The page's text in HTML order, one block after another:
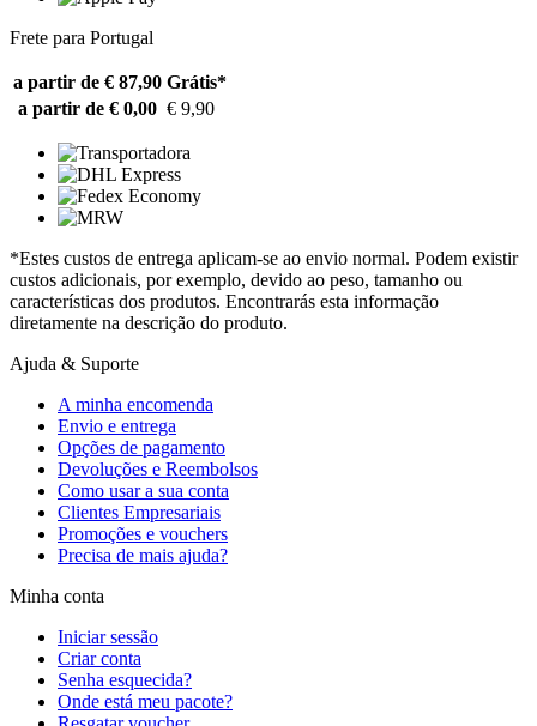
Frete para Portugal
a partir de € 87,90 Grátis*
a partir de € 0,00 € 9,90
*Estes custos de entrega aplicam-se ao envio normal. Podem existir
custos adicionais, por exemplo, devido ao peso, tamanho ou
características dos produtos. Encontrarás esta informação
diretamente na descrição do produto.
Ajuda & Suporte
A minha encomenda
Envio e entrega
Opções de pagamento
Devoluções e Reembolsos
Como usar a sua conta
Clientes Empresariais
Promoções e vouchers
Precisa de mais ajuda?
Minha conta
Iniciar sessão
Criar conta
Senha esquecida?
Onde está meu pacote?